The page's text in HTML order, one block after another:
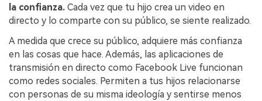
la confianza. Cada vez que tu hijo crea un video en
directo y lo comparte con su público, se siente realizado.
A medida que crece su público, adquiere más confianza
en las cosas que hace. Además, las aplicaciones de
transmisión en directo como Facebook Live funcionan
como redes sociales. Permiten a tus hijos relacionarse
con personas de su misma ideología y sentirse menos